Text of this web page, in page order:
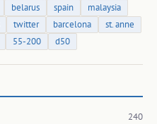
belarus spain
malaysia
twitter barcelona
st. anne
55-200 d50
240